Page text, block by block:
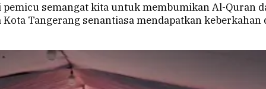
pemicu semangat kita untuk membumikan Al-Quran
Tangerang senantiasa mendapatkan keberkahan